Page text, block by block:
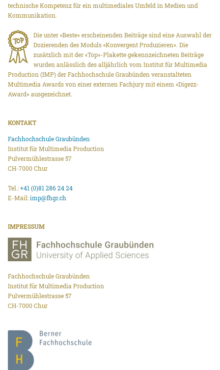
technische Kompetenz für ein multimediales Umfeld in Medien und
Kommunikation.
Die unter «Beste» erscheinenden Beiträge sind eine Auswahl der
Dozierenden des Moduls «Konvergent Produzieren». Die
zusätzlich mit der «Top»-Plakette gekennzeichneten Beiträge
wurden anlässlich des alljährlich vom Institut für Multimedia
Production (IMP) der Fachhochschule Graubünden veranstalteten
Multimedia Awards von einer externen Fachjury mit einem «Digezz-
Award» ausgezeichnet.
KONTAKT
Fachhochschule Graubünden
Institut für Multimedia Production
Pulvermühlestrasse 57
CH-7000 Chur
Tel.:+41 (0)81 286 24 24
E-Mail:imp@fhgr.ch
IMPRESSUM
Fachhochschule Graubünden
Institut für Multimedia Production
Pulvermühlestrasse 57
CH-7000 Chur